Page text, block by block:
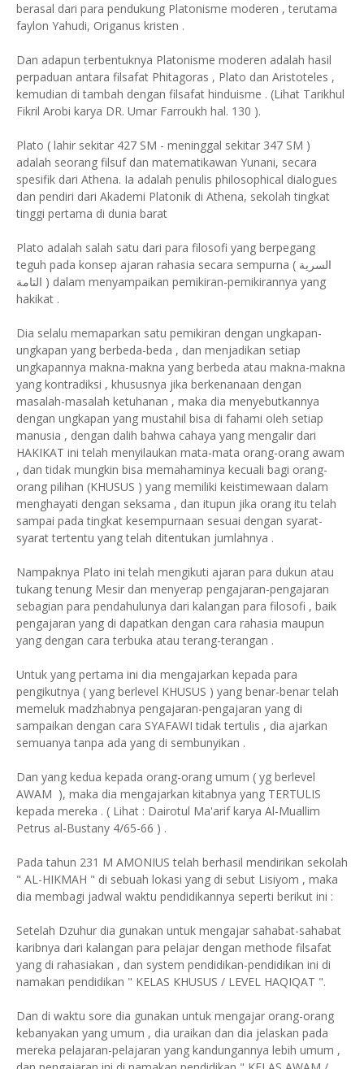
berasal dari para pendukung Platonisme moderen , terutama
faylon Yahudi, Origanus kristen .
Dan adapun terbentuknya Platonisme moderen adalah hasil
perpaduan antara filsafat Phitagoras , Plato dan Aristoteles ,
kemudian di tambah dengan filsafat hinduisme . (Lihat Tarikhul
Fikril Arobi karya DR. Umar Farroukh hal. 130 ).
Plato ( lahir sekitar 427 SM - meninggal sekitar 347 SM )
adalah seorang filsuf dan matematikawan Yunani, secara
spesifik dari Athena. Ia adalah penulis philosophical dialogues
dan pendiri dari Akademi Platonik di Athena, sekolah tingkat
tinggi pertama di dunia barat
Plato adalah salah satu dari para filosofi yang berpegang
teguh pada konsep ajaran rahasia secara sempurna ( السرية
التامة ) dalam menyampaikan pemikiran-pemikirannya yang
hakikat .
Dia selalu memaparkan satu pemikiran dengan ungkapan-
ungkapan yang berbeda-beda , dan menjadikan setiap
ungkapannya makna-makna yang berbeda atau makna-makna
yang kontradiksi , khususnya jika berkenanaan dengan
masalah-masalah ketuhanan , maka dia menyebutkannya
dengan ungkapan yang mustahil bisa di fahami oleh setiap
manusia , dengan dalih bahwa cahaya yang mengalir dari
HAKIKAT ini telah menyilaukan mata-mata orang-orang awam
, dan tidak mungkin bisa memahaminya kecuali bagi orang-
orang pilihan (KHUSUS ) yang memiliki keistimewaan dalam
menghayati dengan seksama , dan itupun jika orang itu telah
sampai pada tingkat kesempurnaan sesuai dengan syarat-
syarat tertentu yang telah ditentukan jumlahnya .
Nampaknya Plato ini telah mengikuti ajaran para dukun atau
tukang tenung Mesir dan menyerap pengajaran-pengajaran
sebagian para pendahulunya dari kalangan para filosofi , baik
pengajaran yang di dapatkan dengan cara rahasia maupun
yang dengan cara terbuka atau terang-terangan .
Untuk yang pertama ini dia mengajarkan kepada para
pengikutnya ( yang berlevel KHUSUS ) yang benar-benar telah
memeluk madzhabnya pengajaran-pengajaran yang di
sampaikan dengan cara SYAFAWI tidak tertulis , dia ajarkan
semuanya tanpa ada yang di sembunyikan .
Dan yang kedua kepada orang-orang umum ( yg berlevel
AWAM ), maka dia mengajarkan kitabnya yang TERTULIS
kepada mereka . ( Lihat : Dairotul Ma'arif karya Al-Muallim
Petrus al-Bustany 4/65-66 ) .
Pada tahun 231 M AMONIUS telah berhasil mendirikan sekolah
" AL-HIKMAH " di sebuah lokasi yang di sebut Lisiyom , maka
dia membagi jadwal waktu pendidikannya seperti berikut ini :
Setelah Dzuhur dia gunakan untuk mengajar sahabat-sahabat
karibnya dari kalangan para pelajar dengan methode filsafat
yang di rahasiakan , dan system pendidikan-pendidikan ini di
namakan pendidikan " KELAS KHUSUS / LEVEL HAQIQAT ".
Dan di waktu sore dia gunakan untuk mengajar orang-orang
kebanyakan yang umum , dia uraikan dan dia jelaskan pada
mereka pelajaran-pelajaran yang kandungannya lebih umum ,